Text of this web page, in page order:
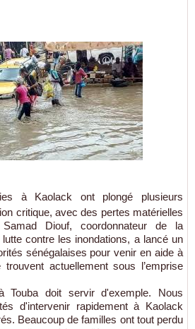
à Kaolack ont plongé plusieurs
critique, avec des pertes matérielles
Samad Diouf, coordonnateur de la
contre les inondations, a lancé un
sénégalaises pour venir en aide à
actuellement sous l’emprise
doit servir d'exemple. Nous
d'intervenir rapidement à Kaolack
Beaucoup de familles ont tout perdu